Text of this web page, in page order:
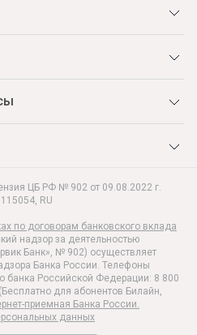
ЦБ РФ № 902 от 09.08.2022 г.
115054, RU
по договорам банковского вклада
надзор за деятельностью
Банк», № 902) осуществляет
Банка России. Телефоны
банка Российской Федерации: 8 800
для абонентов Билайн,
приемная Банка России.
данных